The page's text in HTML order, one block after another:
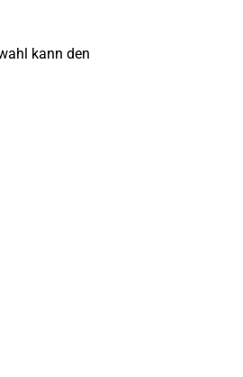
kann den